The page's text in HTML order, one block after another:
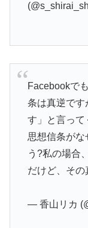
Facebookで
条は真逆です
す」と言って
思想信条がな
う?私の場合
だけど、そ
— 香山リカ